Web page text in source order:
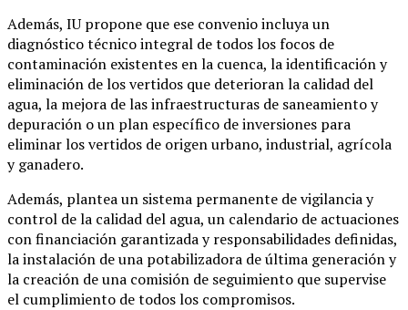
Además, IU propone que ese convenio incluya un
diagnóstico técnico integral de todos los focos de
contaminación existentes en la cuenca, la identificación y
eliminación de los vertidos que deterioran la calidad del
agua, la mejora de las infraestructuras de saneamiento y
depuración o un plan específico de inversiones para
eliminar los vertidos de origen urbano, industrial, agrícola
y ganadero.
Además, plantea un sistema permanente de vigilancia y
control de la calidad del agua, un calendario de actuaciones
con financiación garantizada y responsabilidades definidas,
la instalación de una potabilizadora de última generación y
la creación de una comisión de seguimiento que supervise
el cumplimiento de todos los compromisos.